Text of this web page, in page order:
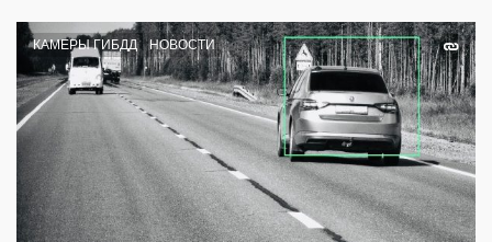
КАМЕРЫ ГИБДД НОВОСТИ